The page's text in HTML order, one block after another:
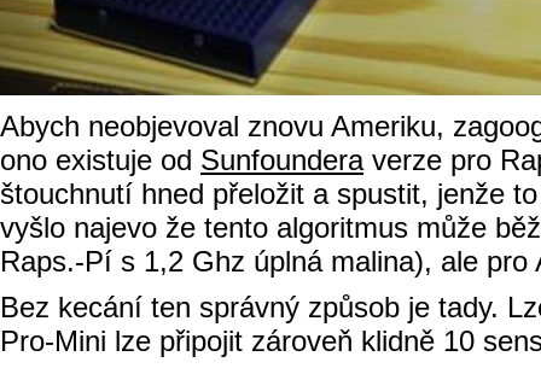
Abych neobjevoval znovu Ameriku,
ono existuje od Sunfounderaverze pro
štouchnutí hned přeložit a spustit, jenže
vyšlo najevo že tento algoritmus může
Raps.-Pí s 1,2 Ghz úplná malina), ale
Bez kecání ten správný způsob je tady.
Pro-Mini lze připojit zároveň klidně 10